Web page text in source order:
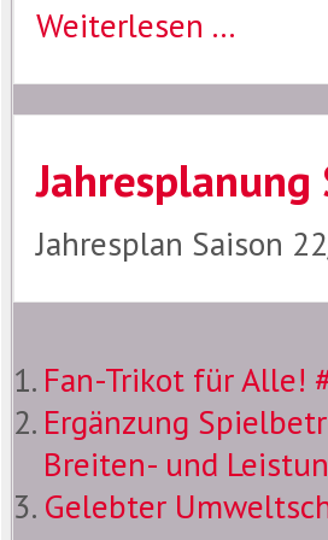
Weiterlesen ...
Jahresplan Saison
Fan-Trikot für Alle!
Ergänzung
Breiten- und
Gelebter